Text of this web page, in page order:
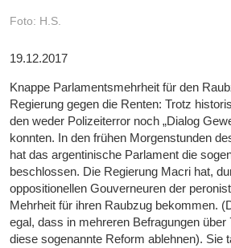
Foto: H.S.
19.12.2017
Knappe Parlamentsmehrheit für den
Regierung gegen die Renten: Trotz
den weder Polizeiterror noch „Dialog
konnten. In den frühen Morgenstunden
hat das argentinische Parlament die
beschlossen. Die Regierung Macri hat,
oppositionellen Gouverneuren der
Mehrheit für ihren Raubzug bekommen.
egal, dass in mehreren Befragungen
diese sogenannte Reform ablehnen). Sie